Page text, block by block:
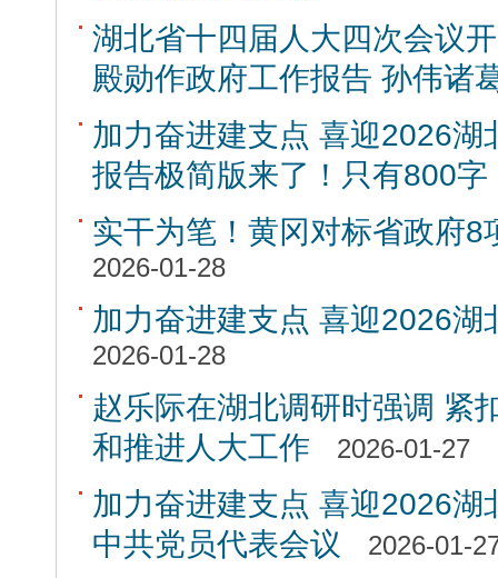
湖北省十四届人大四次会议
殿勋作政府工作报告 孙伟诸
加力奋进建支点 喜迎2026湖
报告极简版来了！只有800字
实干为笔！黄冈对标省政府8
2026-01-28
加力奋进建支点 喜迎2026湖
2026-01-28
赵乐际在湖北调研时强调 紧
和推进人大工作
2026-01-27
加力奋进建支点 喜迎2026湖
中共党员代表会议
2026-01-